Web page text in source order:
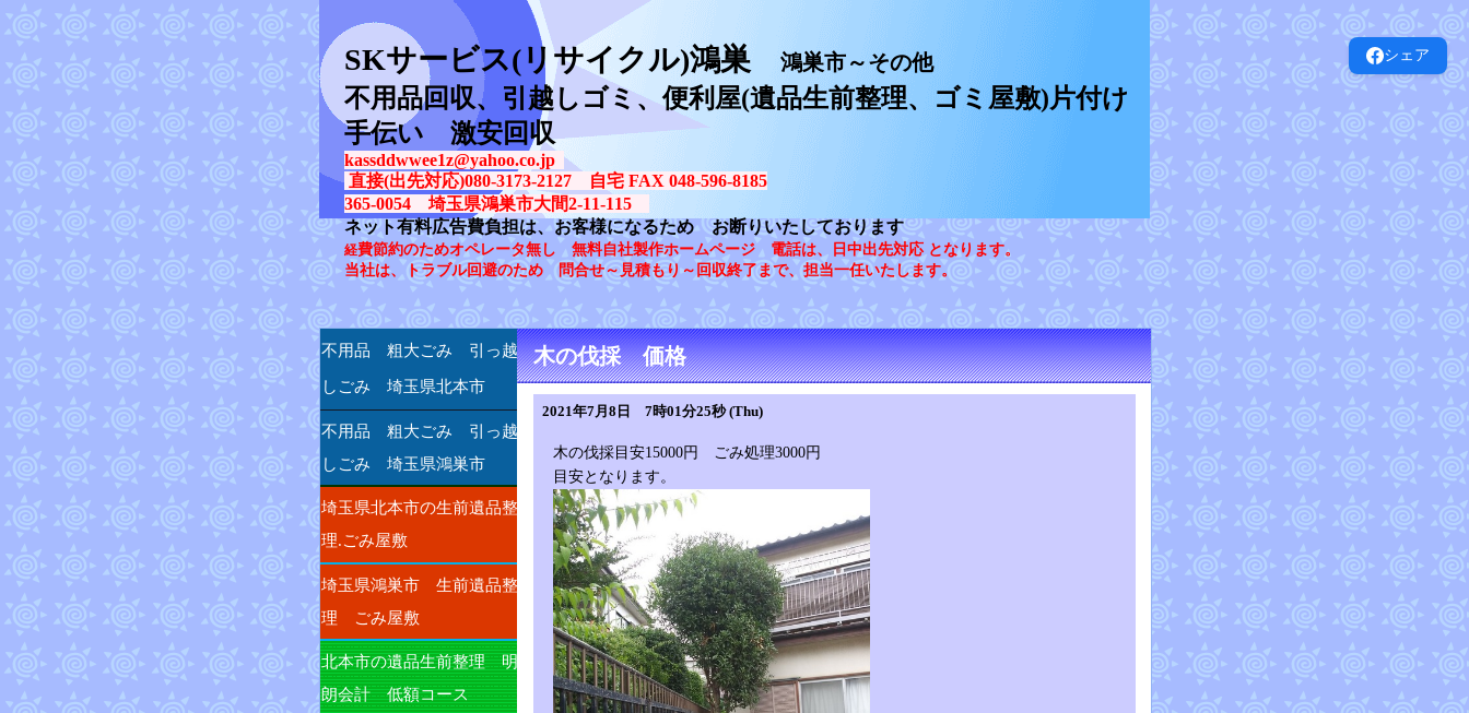
シェア
SKサービス(リサイクル)鴻巣 鴻巣市～その他
不用品回収、引越しゴミ、便利屋(遺品生前整理、ゴミ屋敷)片付け
手伝い 激安回収
kassddwwee1z@yahoo.co.jp
直接(出先対応)080-3173-2127 自宅 FAX 048-596-8185
365-0054 埼玉県鴻巣市大間2-11-115
ネット有料広告費負担は、お客様になるため お断りいたしております
経費節約のためオペレータ無し 無料自社製作ホームページ 電話は、日中出先対応 となります。
当社は、トラブル回避のため 問合せ～見積もり～回収終了まで、担当一任いたします。
木の伐採 価格
2021年7月8日 7時01分25秒 (Thu)
木の伐採目安15000円 ごみ処理3000円
目安となります。
不用品 粗大ごみ 引っ越
しごみ 埼玉県北本市
不用品 粗大ごみ 引っ越
しごみ 埼玉県鴻巣市
埼玉県北本市の生前遺品整
理.ごみ屋敷
埼玉県鴻巣市 生前遺品整
理 ごみ屋敷
北本市の遺品生前整理 明
朗会計 低額コース